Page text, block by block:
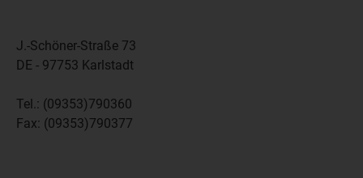
J.-Schöner-Straße 73
DE - 97753 Karlstadt
Tel.: (09353)790360
Fax: (09353)790377